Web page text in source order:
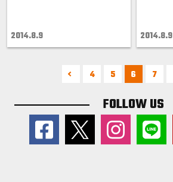
2014.8.9 2014.8.9
4 5 6 7
FOLLOW US